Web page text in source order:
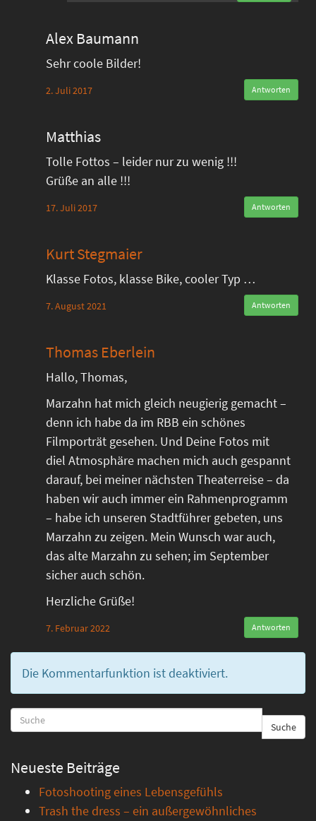
Alex Baumann
Sehr coole Bilder!
2. Juli 2017 Antworten
Matthias
Tolle Fottos – leider nur zu wenig !!!
Grüße an alle !!!
17. Juli 2017 Antworten
Kurt Stegmaier
Klasse Fotos, klasse Bike, cooler Typ …
7. August 2021 Antworten
Thomas Eberlein
Hallo, Thomas,
Marzahn hat mich gleich neugierig gemacht –
denn ich habe da im RBB ein schönes
Filmporträt gesehen. Und Deine Fotos mit
diel Atmosphäre machen mich auch gespannt
darauf, bei meiner nächsten Theaterreise – da
haben wir auch immer ein Rahmenprogramm
– habe ich unseren Stadtführer gebeten, uns
Marzahn zu zeigen. Mein Wunsch war auch,
das alte Marzahn zu sehen; im September
sicher auch schön.
Herzliche Grüße!
7. Februar 2022 Antworten
Die Kommentarfunktion ist deaktiviert.
Suche
Neueste Beiträge
Fotoshooting eines Lebensgefühls
Trash the dress – ein außergewöhnliches